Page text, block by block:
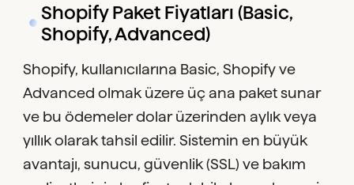
Shopify Paket Fiyatları (Basic,
Shopify, Advanced)
Shopify, kullanıcılarına Basic, Shopify ve
Advanced olmak üzere üç ana paket sunar
ve bu ödemeler dolar üzerinden aylık veya
yıllık olarak tahsil edilir. Sistemin en büyük
avantajı, sunucu, güvenlik (SSL) ve bakım